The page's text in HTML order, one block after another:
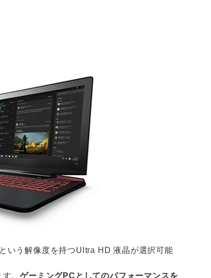
いう解像度を持つUltra HD 液晶が選択可能
す。ゲーミングPCとしてのパフォーマンスを